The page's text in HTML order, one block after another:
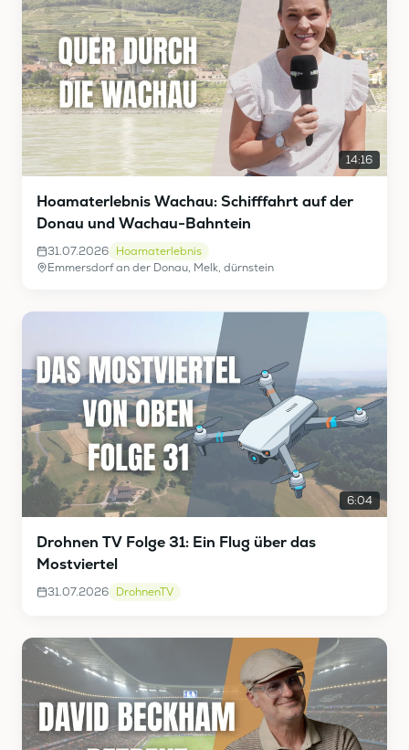
14:16
Hoamaterlebnis Wachau: Schifffahrt auf der
Donau und Wachau-Bahntein
31.07.2026 Hoamaterlebnis
Emmersdorf an der Donau, Melk, dürnstein
6:04
Drohnen TV Folge 31: Ein Flug über das
Mostviertel
31.07.2026 DrohnenTV